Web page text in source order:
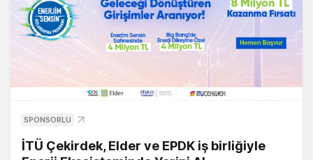
SPONSORLU
İTÜ Çekirdek, Elder ve EPDK iş birliğiyle